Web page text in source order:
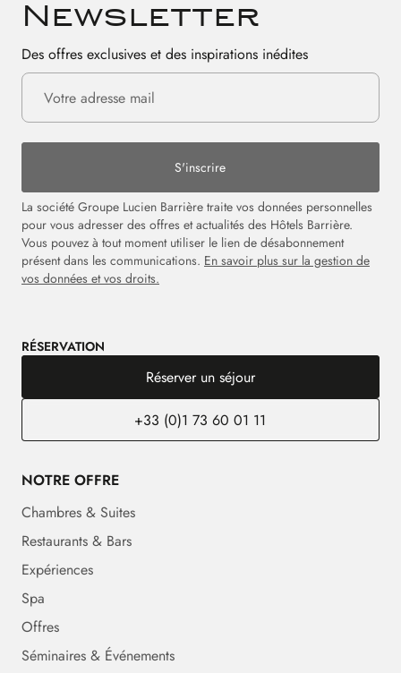
Newsletter
Des offres exclusives et des inspirations inédites
S'inscrire
La société Groupe Lucien Barrière traite vos données personnelles
pour vous adresser des offres et actualités des Hôtels Barrière.
Vous pouvez à tout moment utiliser le lien de désabonnement
présent dans les communications. En savoir plus sur la gestion de
vos données et vos droits.
RÉSERVATION
Réserver un séjour
+33 (0)1 73 60 01 11
NOTRE OFFRE
Chambres & Suites
Restaurants & Bars
Expériences
Spa
Offres
Séminaires & Événements